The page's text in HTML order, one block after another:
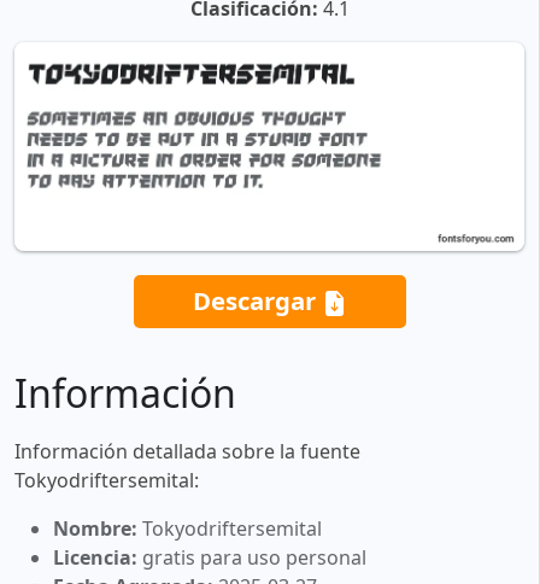
Clasificación: 4.1
Descargar
Información
Información detallada sobre la fuente
Tokyodriftersemital:
Nombre: Tokyodriftersemital
Licencia: gratis para uso personal